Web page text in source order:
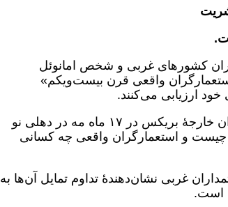
کشورهای غربی و شخص امانوئل
واقعی قرن بیست‌ویکم»
خود ارزیابی می‌کنند.
لاوروف در کنفرانس مطبوعاتی پس از شرکت در نشست وزیران خارجۀ بریکس در ۱۷ ماه مه در دهلی نو
و استعمارگران واقعی چه کسانی
غربی نشان‌دهندۀ تداوم تمایل آن‌ها به
است.